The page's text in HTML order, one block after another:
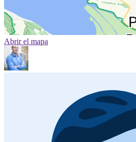
Abrir el mapa